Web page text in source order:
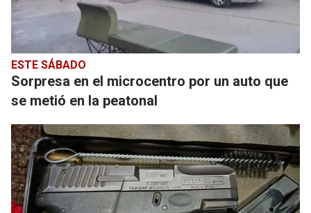
ESTE SÁBADO
Sorpresa en el microcentro por un auto que
se metió en la peatonal